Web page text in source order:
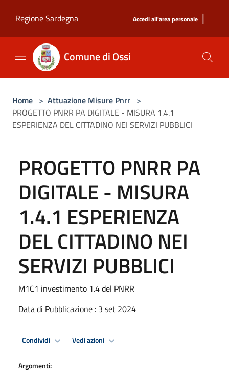
Regione Sardegna
Accedi all'area personale |
Comune di Ossi
Home > Attuazione Misure Pnrr >
PROGETTO PNRR PA DIGITALE - MISURA 1.4.1
ESPERIENZA DEL CITTADINO NEI SERVIZI PUBBLICI
PROGETTO PNRR PA
DIGITALE - MISURA
1.4.1 ESPERIENZA
DEL CITTADINO NEI
SERVIZI PUBBLICI
M1C1 investimento 1.4 del PNRR
Data di Pubblicazione : 3 set 2024
Condividi Vedi azioni
Argomenti: